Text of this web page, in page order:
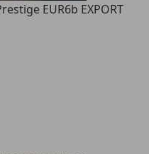
EUR6b EXPORT